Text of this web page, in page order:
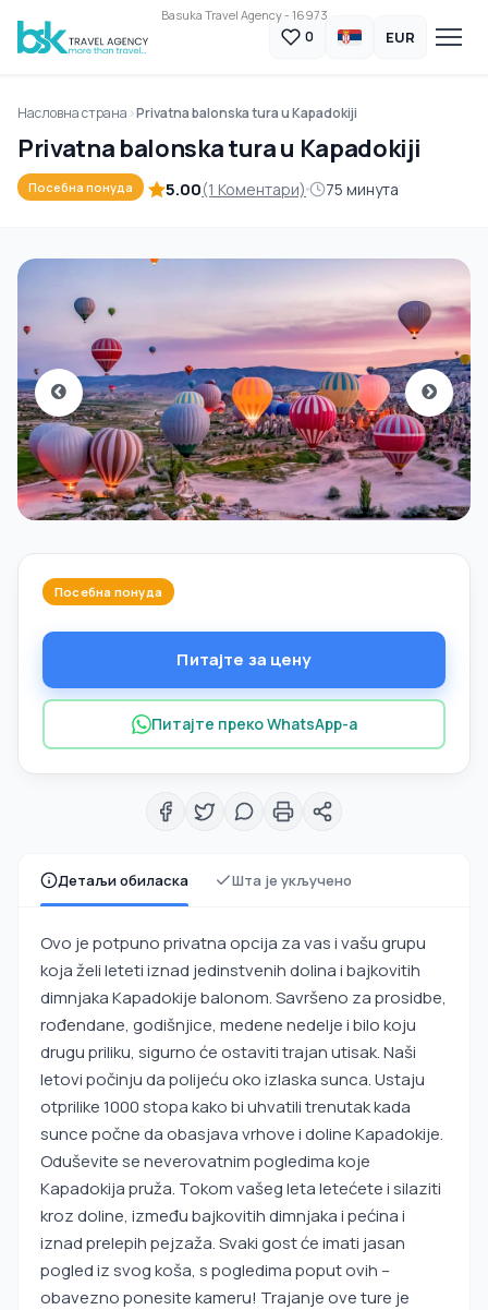
Basuka Travel Agency - 16973
0 EUR
Насловна страна Privatna balonska tura u Kapadokiji
Privatna balonska tura u Kapadokiji
Посебна понуда 5.00(1 Коментари) 75 минута
Детаљи обиласка Шта је укључено
Ovo je potpuno privatna opcija za vas i vašu grupu
koja želi leteti iznad jedinstvenih dolina i bajkovitih
dimnjaka Kapadokije balonom. Savršeno za prosidbe,
rođendane, godišnjice, medene nedelje i bilo koju
drugu priliku, sigurno će ostaviti trajan utisak. Naši
letovi počinju da polijeću oko izlaska sunca. Ustaju
otprilike 1000 stopa kako bi uhvatili trenutak kada
sunce počne da obasjava vrhove i doline Kapadokije.
Oduševite se neverovatnim pogledima koje
Kapadokija pruža. Tokom vašeg leta letećete i silaziti
kroz doline, između bajkovitih dimnjaka i pećina i
iznad prelepih pejzaža. Svaki gost će imati jasan
pogled iz svog koša, s pogledima poput ovih –
obavezno ponesite kameru! Trajanje ove ture je
Посебна понуда
Питајте за цену
Питајте преко WhatsApp-а